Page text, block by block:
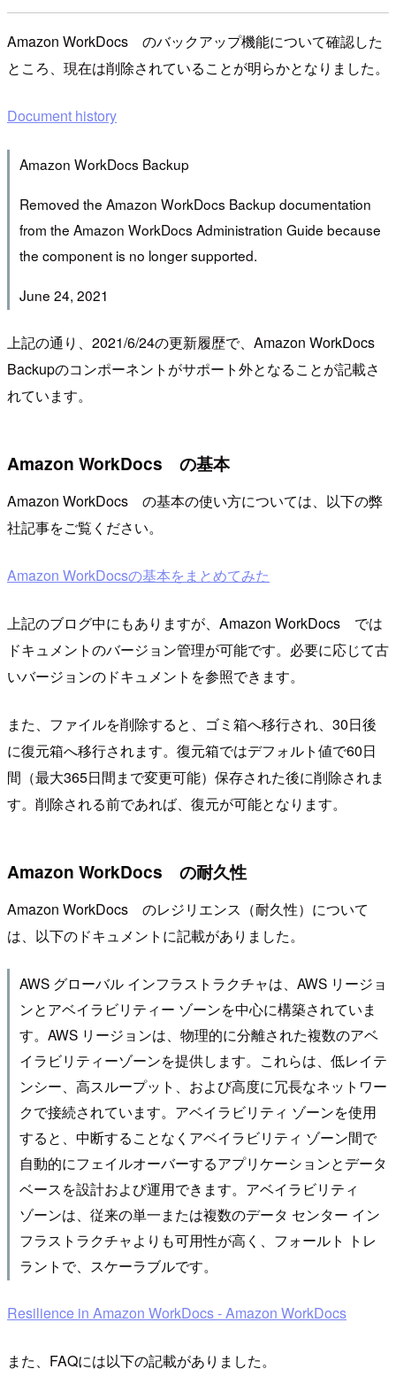
Amazon WorkDocs のバックアップ機能について確認した
ところ、現在は削除されていることが明らかとなりました。
Document history
Amazon WorkDocs Backup
Removed the Amazon WorkDocs Backup documentation
from the Amazon WorkDocs Administration Guide because
the component is no longer supported.
June 24, 2021
上記の通り、2021/6/24の更新履歴で、Amazon WorkDocs
Backupのコンポーネントがサポート外となることが記載さ
れています。
Amazon WorkDocs の基本
Amazon WorkDocs の基本の使い方については、以下の弊
社記事をご覧ください。
Amazon WorkDocsの基本をまとめてみた
上記のブログ中にもありますが、Amazon WorkDocs では
ドキュメントのバージョン管理が可能です。必要に応じて古
いバージョンのドキュメントを参照できます。
また、ファイルを削除すると、ゴミ箱へ移行され、30日後
に復元箱へ移行されます。復元箱ではデフォルト値で60日
間（最大365日間まで変更可能）保存された後に削除されま
す。削除される前であれば、復元が可能となります。
Amazon WorkDocs の耐久性
Amazon WorkDocs のレジリエンス（耐久性）について
は、以下のドキュメントに記載がありました。
AWS グローバル インフラストラクチャは、AWS リージョ
ンとアベイラビリティー ゾーンを中心に構築されていま
す。AWS リージョンは、物理的に分離された複数のアベ
イラビリティーゾーンを提供します。これらは、低レイテ
ンシー、高スループット、および高度に冗長なネットワー
クで接続されています。アベイラビリティ ゾーンを使用
すると、中断することなくアベイラビリティ ゾーン間で
自動的にフェイルオーバーするアプリケーションとデータ
ベースを設計および運用できます。アベイラビリティ
ゾーンは、従来の単一または複数のデータ センター イン
フラストラクチャよりも可用性が高く、フォールト トレ
ラントで、スケーラブルです。
Resilience in Amazon WorkDocs - Amazon WorkDocs
また、FAQには以下の記載がありました。